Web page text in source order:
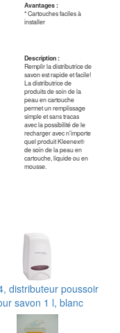
Avantages :
* Cartouches faciles à
installer
Description :
Remplir la distributrice de
savon est rapide et facile!
La distributrice de
produits de soin de la
peau en cartouche
permet un remplissage
simple et sans tracas
avec la possibilité de le
recharger avec n'importe
quel produit Kleenex®
de soin de la peau en
cartouche, liquide ou en
mousse.
distributeur poussoir
savon 1 l, blanc